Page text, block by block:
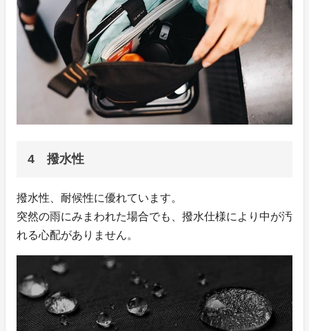
4 撥水性
撥水性、耐候性に優れています。
突然の雨にみまわれた場合でも、撥水仕様により中が汚
れる心配がありません。